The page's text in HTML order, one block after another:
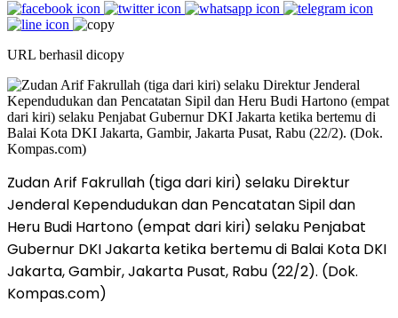
URL berhasil dicopy
Zudan Arif Fakrullah (tiga dari kiri) selaku Direktur
Jenderal Kependudukan dan Pencatatan Sipil dan
Heru Budi Hartono (empat dari kiri) selaku Penjabat
Gubernur DKI Jakarta ketika bertemu di Balai Kota DKI
Jakarta, Gambir, Jakarta Pusat, Rabu (22/2). (Dok.
Kompas.com)